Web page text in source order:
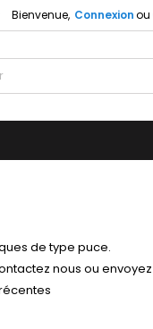
Bienvenue, Connexionou
de type puce.
nous ou